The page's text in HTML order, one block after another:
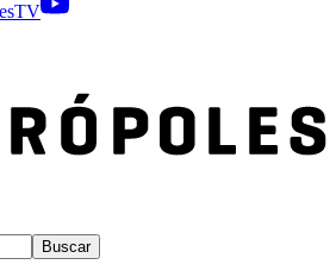
Buscar